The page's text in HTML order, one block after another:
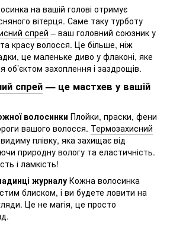
на вашій голові отримує
вітерця. Саме таку турботу
спрей – ваш головний союзник у
красу волосся. Це більше, ніж
це маленьке диво у флаконі, яке
захоплення і заздрощів.
спрей— це мастхев у вашій
волосинки Плойки, праски, фени
вашого волосся. Термозахисний
плівку, яка захищає від
природну вологу та еластичність.
і ламкість!
журналу Кожна волосинка
блиском, і ви будете ловити на
Це не магія, це просто